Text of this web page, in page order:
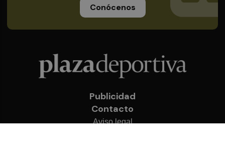
Conócenos
Publicidad
Contacto
Aviso legal